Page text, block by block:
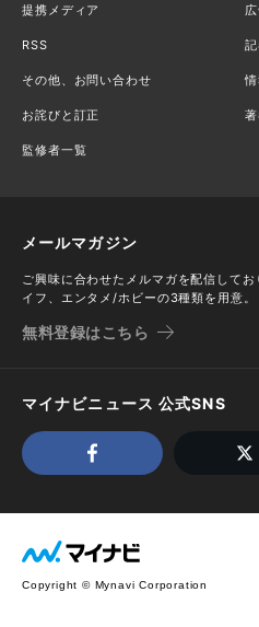
提携メディア
RSS
その他、お問い合わせ
お詫びと訂正
監修者一覧
メールマガジン
ご興味に合わせたメルマガを配信して
イフ、エンタメ/ホビーの3種類を用意。
無料登録はこちら
マイナビニュース 公式SNS
Copyright © Mynavi Corporation